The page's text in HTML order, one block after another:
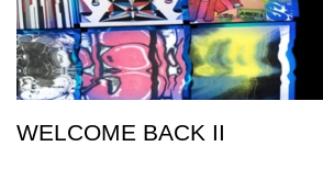
WELCOME BACK II